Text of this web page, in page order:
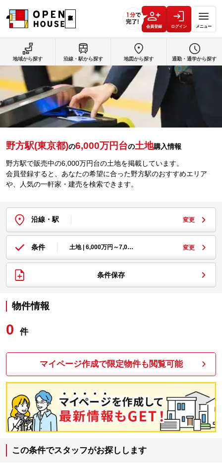
会員登録 ログイン メニュー
野方駅(東京都)の6,000万円台の土地購入情報
野方駅で販売中の6,000万円台の土地を掲載しています。
会員登録すると、あなたの希望に合った野方駅のおすすめエリア
や、人気の一軒家・建売を検索できます。
沿線・駅 変更
条件 土地 | 6,000万円～7,0… 変更
条件保存
物件情報
0 件
マイページ作成で限定物件も閲覧可能
この条件でスタッフがお探しします
地域から探す 沿線・駅から探す 地図から探す 通勤・通学から探す